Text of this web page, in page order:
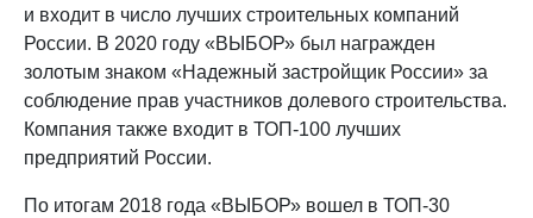
и входит в число лучших строительных компаний
России. В 2020 году «ВЫБОР» был награжден
золотым знаком «Надежный застройщик России» за
соблюдение прав участников долевого строительства.
Компания также входит в ТОП-100 лучших
предприятий России.
По итогам 2018 года «ВЫБОР» вошел в ТОП-30